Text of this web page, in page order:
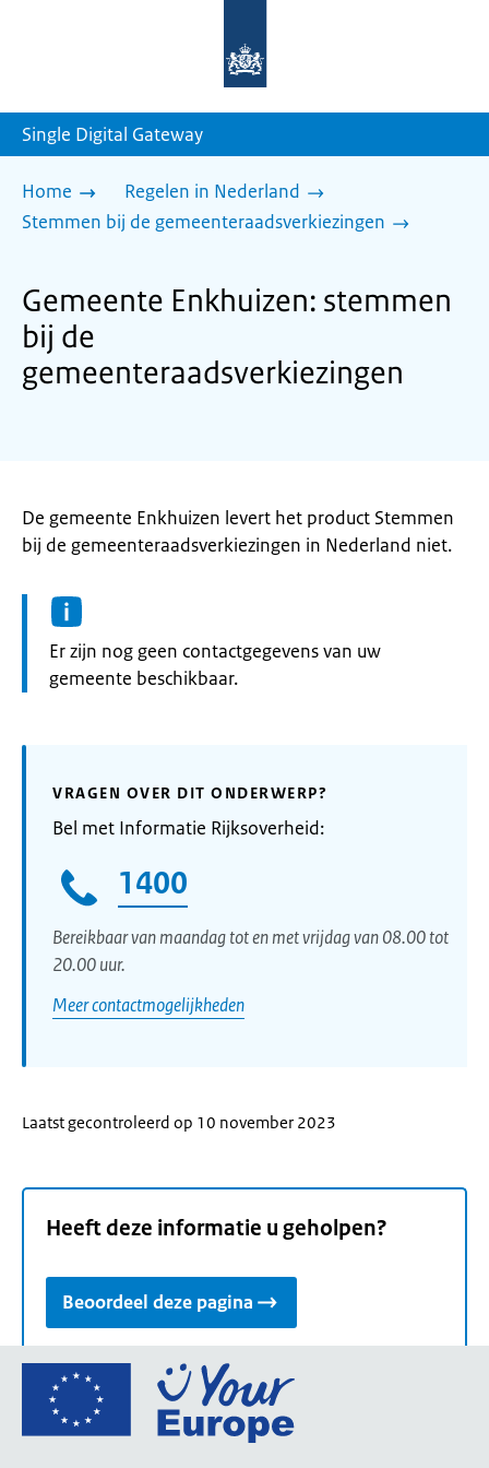
homepage
Single Digital Gateway
Home
Regelen in Nederland
Stemmen bij de gemeenteraadsverkiezingen
Gemeente Enkhuizen: stemmen
bij de
gemeenteraadsverkiezingen
De gemeente Enkhuizen levert het product Stemmen
bij de gemeenteraadsverkiezingen in Nederland niet.
Informatie:
Er zijn nog geen contactgegevens van uw
gemeente beschikbaar.
VRAGEN OVER DIT ONDERWERP?
Bel met Informatie Rijksoverheid:
1400
Bereikbaar van maandag tot en met vrijdag van 08.00 tot
20.00 uur.
Meer contactmogelijkheden
Laatst gecontroleerd op 10 november 2023
Heeft deze informatie u geholpen?
Beoordeel deze pagina
Ga
de